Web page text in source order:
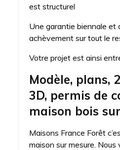
est structurel
Une garantie biennale et
achèvement sur tout le
Votre projet est ainsi
Modèle, plans,
3D, permis de
maison bois
Maisons France Forêt
maison sur mesure. Nous